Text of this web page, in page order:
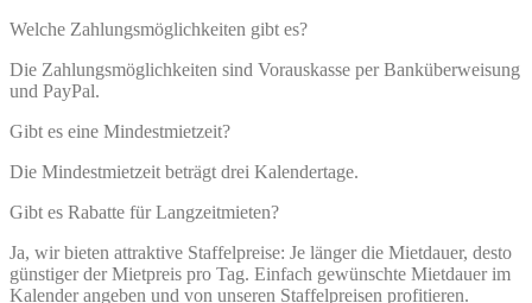
Welche Zahlungsmöglichkeiten gibt es?
Die Zahlungsmöglichkeiten sind Vorauskasse per Banküberweisung
und PayPal.
Gibt es eine Mindestmietzeit?
Die Mindestmietzeit beträgt drei Kalendertage.
Gibt es Rabatte für Langzeitmieten?
Ja, wir bieten attraktive Staffelpreise: Je länger die Mietdauer, desto
günstiger der Mietpreis pro Tag. Einfach gewünschte Mietdauer im
Kalender angeben und von unseren Staffelpreisen profitieren.